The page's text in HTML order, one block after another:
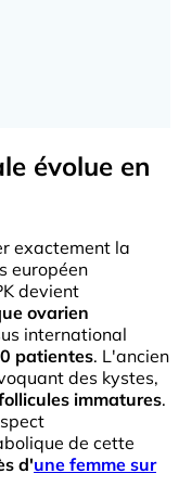
évolue en
exactement la
européen
devient
ovarien
international
patientes. L'ancien
des kystes,
immatures.
de cette
d'une femme sur